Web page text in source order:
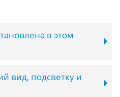
в этом
вид, подсветку и